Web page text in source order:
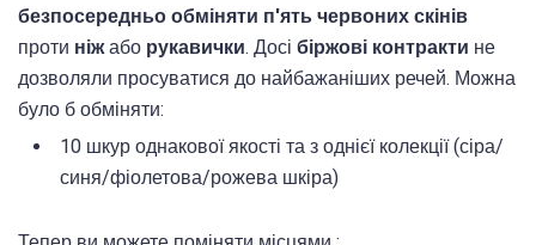
безпосередньо обміняти п'ять червоних скінів
проти ніжабо рукавички. Досі біржові контракти не
дозволяли просуватися до найбажаніших речей. Можна
було б обміняти:
10 шкур однакової якості та з однієї колекції (сіра/
синя/фіолетова/рожева шкіра)